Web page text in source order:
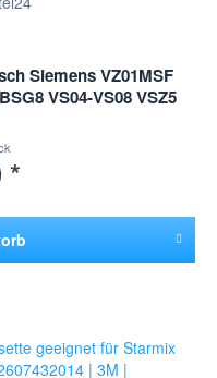
Siemens VZ01MSF
VS04-VS08 VSZ5
*